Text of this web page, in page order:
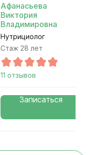
Афанасьева
Виктория
Владимировна
Нутрициолог
Стаж 28 лет
11 отзывов
Записаться